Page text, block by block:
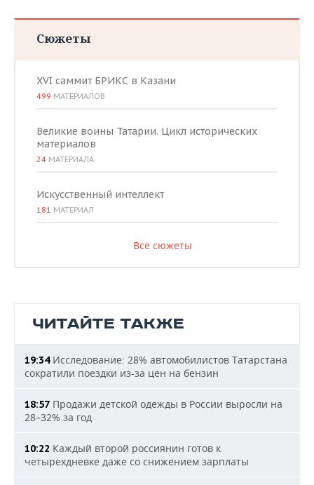
Сюжеты
XVI саммит БРИКС в Казани
499 МАТЕРИАЛОВ
Великие воины Татарии. Цикл исторических
материалов
24 МАТЕРИАЛА
Искусственный интеллект
181 МАТЕРИАЛ
Все сюжеты
ЧИТАЙТЕ ТАКЖЕ
19:34Исследование: 28% автомобилистов Татарстана
сократили поездки из-за цен на бензин
18:57 Продажи детской одежды в России выросли на
28–32% за год
10:22 Каждый второй россиянин готов к
четырехдневке даже со снижением зарплаты